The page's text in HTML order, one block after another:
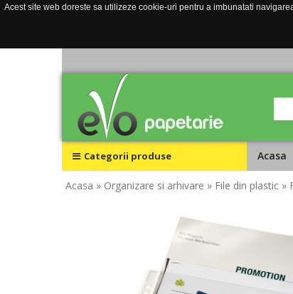
Acest site web doreste sa utilizeze cookie-uri pentru a imbunatati
Categorii produse Acasa
Acasa » Organizare si arhivare » File din plastic »